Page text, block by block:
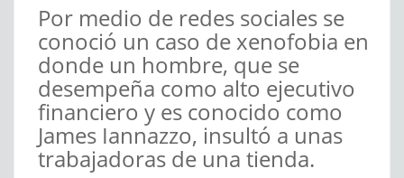
Por medio de redes sociales se
conoció un caso de xenofobia en
donde un hombre, que se
desempeña como alto ejecutivo
financiero y es conocido como
James Iannazzo, insultó a unas
trabajadoras de una tienda.